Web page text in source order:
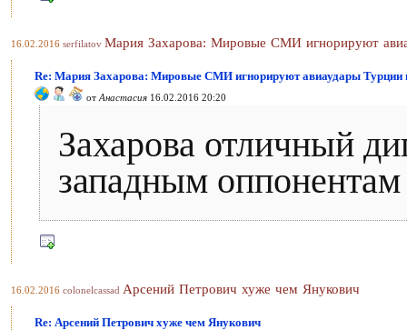
16.02.2016 serfilatov Мария Захарова: Мировые СМИ игнорируют
Re: Мария Захарова: Мировые СМИ игнорируют авиаудары Турции
от Анастасия 16.02.2016 20:20
Захарова отличный
западным
16.02.2016 colonelcassad Арсений Петрович хуже чем Янукович
Re: Арсений Петрович хуже чем Янукович